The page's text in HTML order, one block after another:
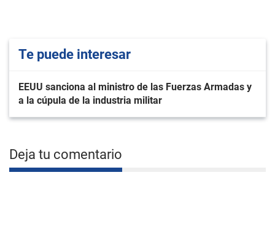
Te puede interesar
EEUU sanciona al ministro de las Fuerzas Armadas y
a la cúpula de la industria militar
Deja tu comentario